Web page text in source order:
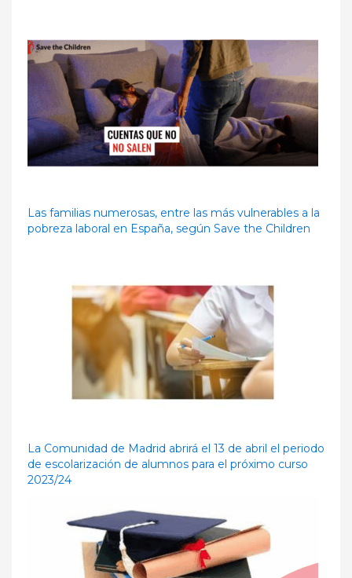
Las familias numerosas, entre las más vulnerables a la
pobreza laboral en España, según Save the Children
La Comunidad de Madrid abrirá el 13 de abril el periodo
de escolarización de alumnos para el próximo curso
2023/24